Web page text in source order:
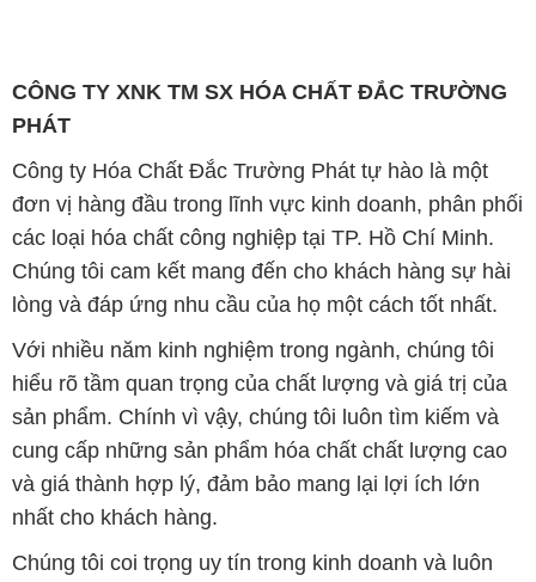
CÔNG TY XNK TM SX HÓA CHẤT ĐẮC TRƯỜNG
PHÁT
Công ty Hóa Chất Đắc Trường Phát tự hào là một
đơn vị hàng đầu trong lĩnh vực kinh doanh, phân phối
các loại hóa chất công nghiệp tại TP. Hồ Chí Minh.
Chúng tôi cam kết mang đến cho khách hàng sự hài
lòng và đáp ứng nhu cầu của họ một cách tốt nhất.
Với nhiều năm kinh nghiệm trong ngành, chúng tôi
hiểu rõ tầm quan trọng của chất lượng và giá trị của
sản phẩm. Chính vì vậy, chúng tôi luôn tìm kiếm và
cung cấp những sản phẩm hóa chất chất lượng cao
và giá thành hợp lý, đảm bảo mang lại lợi ích lớn
nhất cho khách hàng.
Chúng tôi coi trọng uy tín trong kinh doanh và luôn